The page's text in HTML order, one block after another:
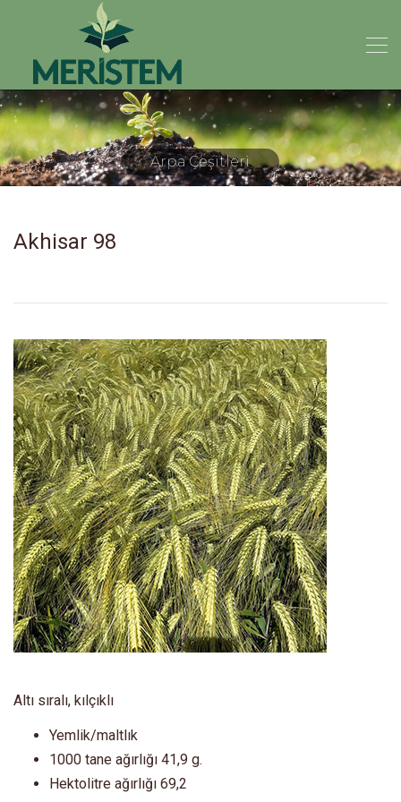
Akhisar 98
Altı sıralı, kılçıklı
Yemlik/maltlık
1000 tane ağırlığı 41,9 g.
Hektolitre ağırlığı 69,2